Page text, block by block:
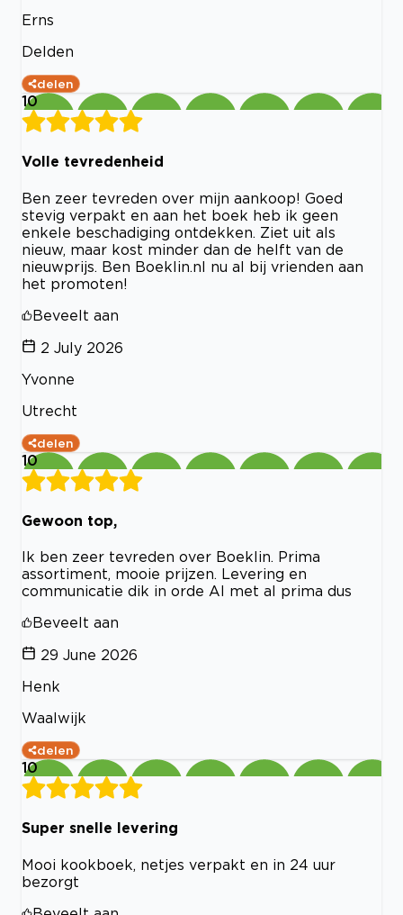
Erns
Delden
delen
10
Volle tevredenheid
Ben zeer tevreden over mijn aankoop! Goed
stevig verpakt en aan het boek heb ik geen
enkele beschadiging ontdekken. Ziet uit als
nieuw, maar kost minder dan de helft van de
nieuwprijs. Ben Boeklin.nl nu al bij vrienden aan
het promoten!
Beveelt aan
2 July 2026
Yvonne
Utrecht
delen
10
Gewoon top,
Ik ben zeer tevreden over Boeklin. Prima
assortiment, mooie prijzen. Levering en
communicatie dik in orde Al met al prima dus
Beveelt aan
29 June 2026
Henk
Waalwijk
delen
10
Super snelle levering
Mooi kookboek, netjes verpakt en in 24 uur
bezorgt